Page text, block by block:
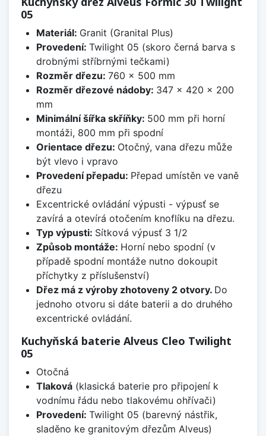
05
Materiál: Granit (Granital Plus)
Provedení: Twilight 05 (skoro černá barva s
drobnými stříbrnými tečkami)
Rozměr dřezu: 760 x 500 mm
Rozměr dřezové nádoby: 347 x 420 x 200
mm
Minimální šířka skříňky: 500 mm při horní
montáži, 800 mm při spodní
Orientace dřezu: Otočný, vana dřezu může
být vlevo i vpravo
Provedení přepadu: Přepad umístěn ve vaně
dřezu
Excentrické ovládání výpusti - výpusť se
zavírá a otevírá otočením knoflíku na dřezu.
Typ výpusti: Sítková výpusť 3 1/2
Způsob montáže: Horní nebo spodní (v
případě spodní montáže nutno dokoupit
příchytky z příslušenství)
Dřez má z výroby zhotoveny 2 otvory. Do
jednoho otvoru si dáte baterii a do druhého
excentrické ovládání.
Kuchyňská baterie Alveus Cleo Twilight
05
Otočná
Tlaková(klasická baterie pro připojení k
vodnímu řádu nebo tlakovému ohřívači)
Provedení: Twilight 05 (barevný nástřik,
sladěno ke granitovým dřezům Alveus)